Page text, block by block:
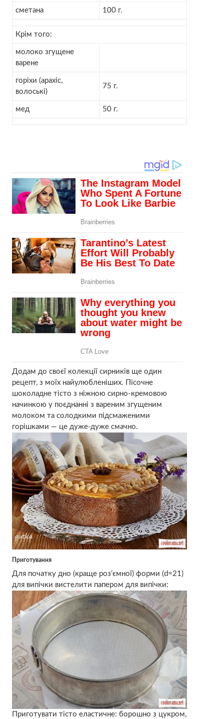
сметана 100 г.
Крім того:
молоко згущене
варене
горіхи (арахіс,
волоські)
75 г.
мед 50 г.
Додам до своєї колекції сирників ще один
рецепт, з моїх найулюбленіших. Пісочне
шоколадне тісто з ніжною сирно-кремовою
начинкою у поєднанні з вареним згущеним
молоком та солодкими підсмаженими
горішками — це дуже-дуже смачно.
Приготування
Для початку дно (краще роз’ємної) форми (d=21)
для випічки вистелити папером для випічки:
Приготувати тісто еластичне: борошно з цукром,